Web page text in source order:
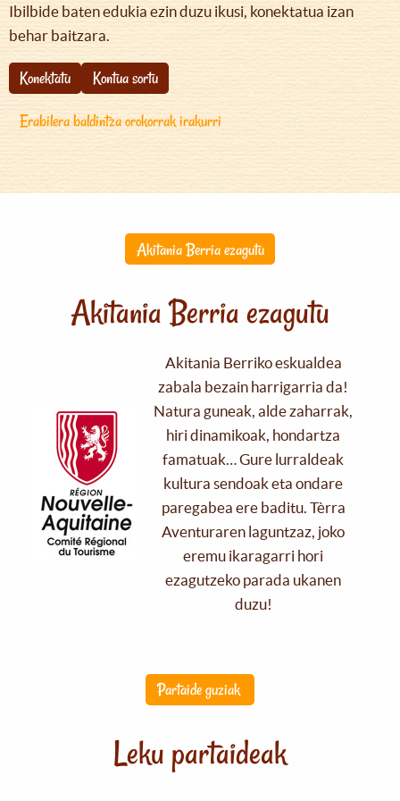
Ibilbide baten edukia ezin duzu ikusi, konektatua izan
behar baitzara.
Konektatu
Kontua sortu
Erabilera baldintza orokorrak irakurri
Akitania Berria ezagutu
Akitania Berria ezagutu
Akitania Berriko eskualdea
zabala bezain harrigarria da!
Natura guneak, alde zaharrak,
hiri dinamikoak, hondartza
famatuak… Gure lurraldeak
kultura sendoak eta ondare
paregabea ere baditu. Tèrra
Aventuraren laguntzaz, joko
eremu ikaragarri hori
ezagutzeko parada ukanen
duzu!
Partaide guziak
Leku partaideak